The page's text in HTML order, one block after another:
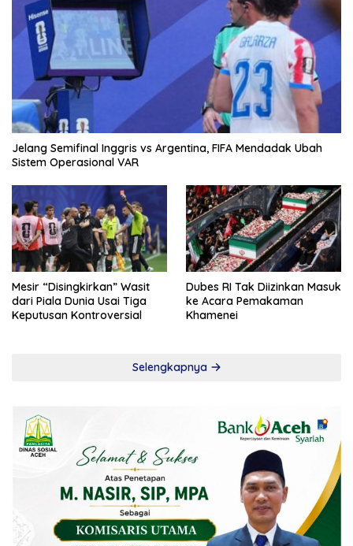
Jelang Semifinal Inggris vs Argentina, FIFA Mendadak Ubah
Sistem Operasional VAR
Mesir “Disingkirkan” Wasit
dari Piala Dunia Usai Tiga
Keputusan Kontroversial
Dubes RI Tak Diizinkan Masuk
ke Acara Pemakaman
Khamenei
Selengkapnya